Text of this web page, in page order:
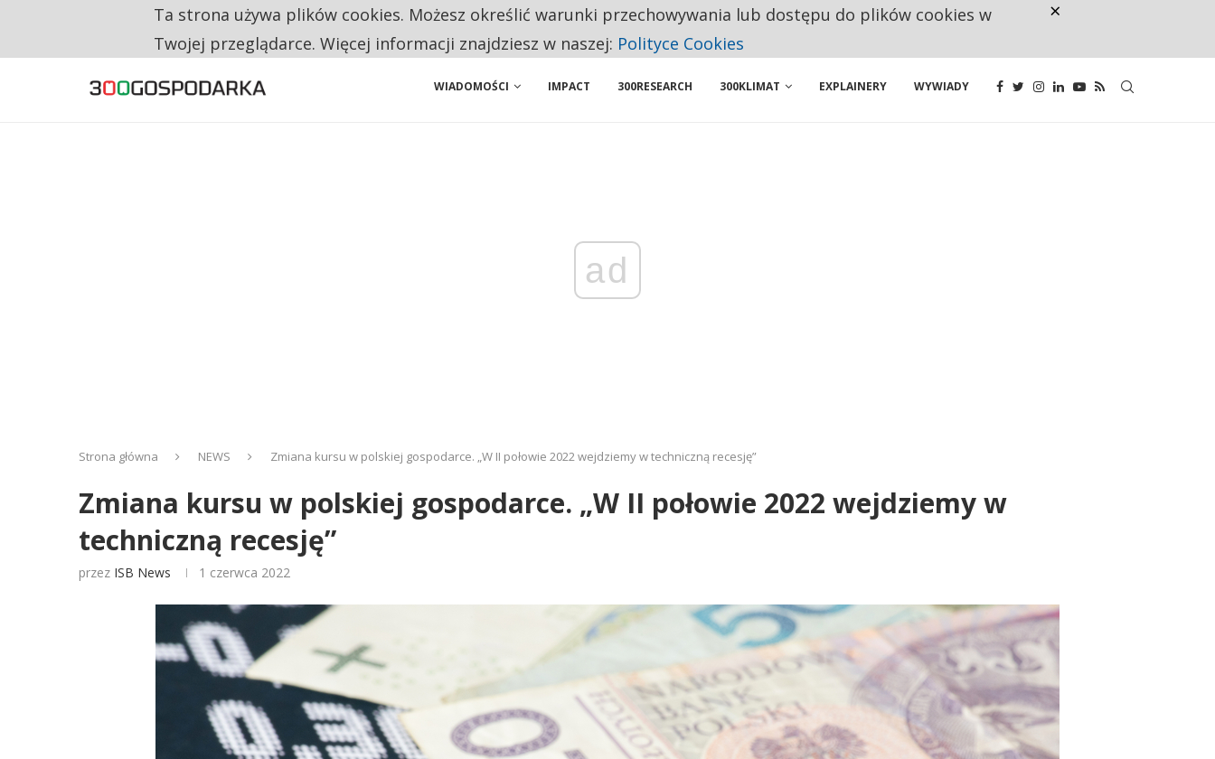
CO TRZECIĄ ZŁOTÓWKĘ Z EMERYTURY SENIORZY PRZEZNACZAJĄ NA PODSTAWOWE ZAKUPY
WIADOMOŚCI IMPACT 300RESEARCH 300KLIMAT EXPLAINERY WYWIADY
ad
Strona główna NEWS Zmiana kursu w polskiej gospodarce. „W II połowie 2022 wejdziemy w techniczną recesję”
Zmiana kursu w polskiej gospodarce. „W II połowie 2022 wejdziemy w
techniczną recesję”
przez ISB News 1 czerwca 2022
Ta strona używa plików cookies. Możesz określić warunki przechowywania lub dostępu do plików cookies w
Twojej przeglądarce. Więcej informacji znajdziesz w naszej: Polityce Cookies
×